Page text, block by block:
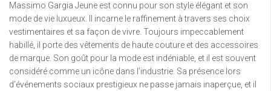
Massimo Gargia Jeune est connu pour son style élégant et son
mode de vie luxueux. Il incarne le raffinement à travers ses choix
vestimentaires et sa façon de vivre. Toujours impeccablement
habillé, il porte des vêtements de haute couture et des accessoires
de marque. Son goût pour la mode est indéniable, et il est souvent
considéré comme un icône dans l’industrie. Sa présence lors
d’événements sociaux prestigieux ne passe jamais inaperçue, et il